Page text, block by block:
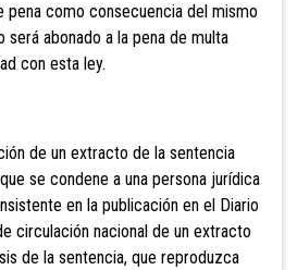
pena como consecuencia del mismo
será abonado a la pena de multa
con esta ley.
de un extracto de la sentencia
se condene a una persona jurídica
en la publicación en el Diario
circulación nacional de un extracto
de la sentencia, que reproduzca